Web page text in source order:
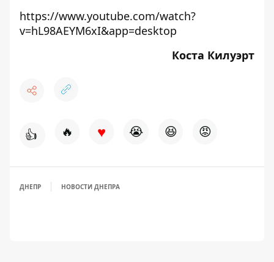
https://www.youtube.com/watch?
v=hL98AEYM6xI&app=desktop
Коста Килуэрт
👍 🔥 ♥ 😭 😆 😡
ДНЕПР НОВОСТИ ДНЕПРА